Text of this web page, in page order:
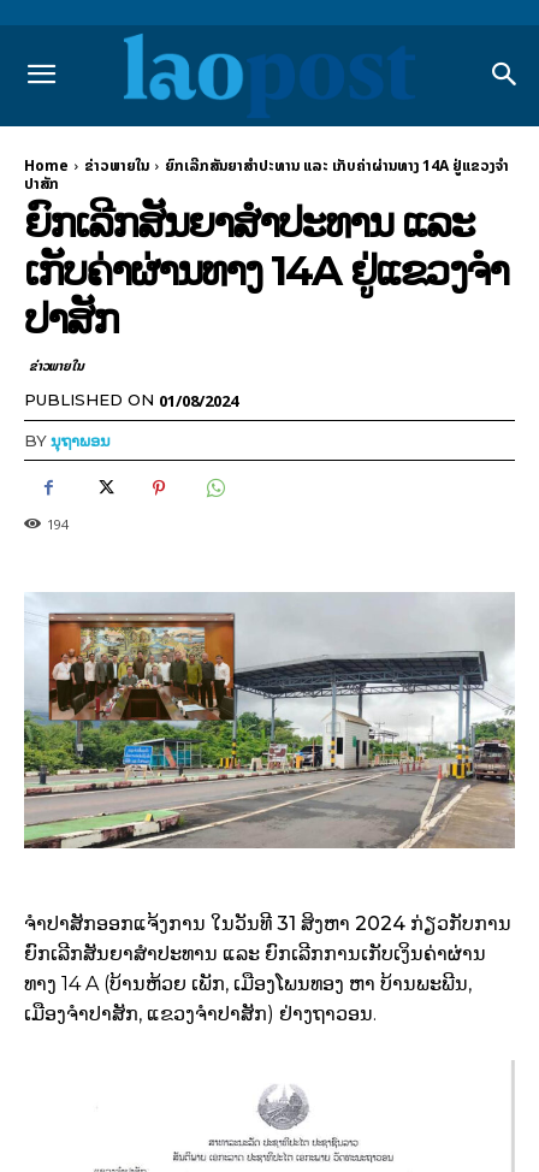
Home ຂ່າວພາຍ​ໃນ
ຍົກເລີກສັນຍາສໍາປະທານ ແລະ ເກັບຄ່າຜ່ານທາງ 14A ຢູ່ແຂວງຈໍາ
ປາສັກ
ຍົກເລີກສັນຍາສໍາປະທານ ແລະ
ເກັບຄ່າຜ່ານທາງ 14A ຢູ່ແຂວງຈໍາ
ປາສັກ
ຂ່າວພາຍ​ໃນ
PUBLISHED ON 01/08/2024
BYນຸຖາພອນ
194
ຈຳປາສັກອອກແຈ້ງການ ໃນວັນທີ 31 ສິງຫາ 2024 ກ່ຽວກັບການ
ຍົກເລີກສັນຍາສໍາປະທານ ແລະ ຍົກເລີກການເກັບເງິນຄ່າຜ່ານ
ທາງ 14 A (ບ້ານຫ້ວຍ ເພັກ, ເມືອງໂພນທອງ ຫາ ບ້ານພະພີນ,
ເມືອງຈໍາປາສັກ, ແຂວງຈໍາປາສັກ) ຢ່າງຖາວອນ.